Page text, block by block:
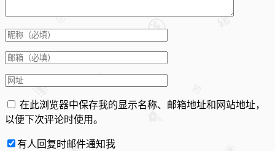
在此浏览器中保存我的显示名称、邮箱地址和网站地址，
以便下次评论时使用。
有人回复时邮件通知我